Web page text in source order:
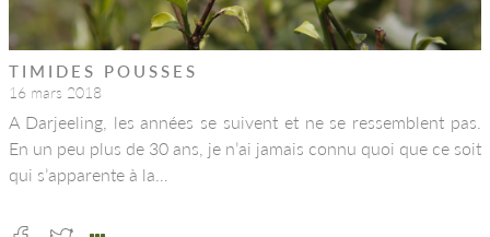
TIMIDES POUSSES
16 mars 2018
A Darjeeling, les années se suivent et ne se ressemblent pas.
En un peu plus de 30 ans, je n’ai jamais connu quoi que ce soit
qui s’apparente à la…